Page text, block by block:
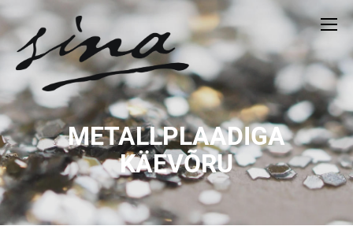
METALLPLAADIGA
KÄEVÕRU